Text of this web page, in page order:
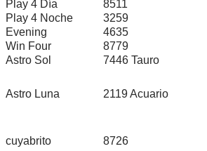
Play 4 Día
8511
Play 4 Noche
3259
Evening
4635
Win Four
8779
Astro Sol
7446 Tauro
Astro Luna 2119 Acuario
cuyabrito 8726